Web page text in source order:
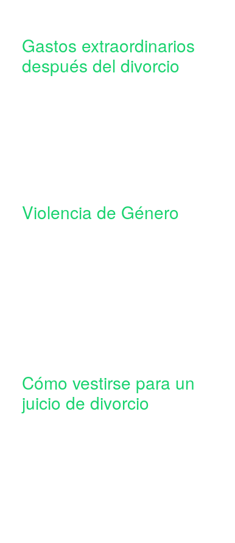
Gastos extraordinarios
después del divorcio
Violencia de Género
Cómo vestirse para un
juicio de divorcio